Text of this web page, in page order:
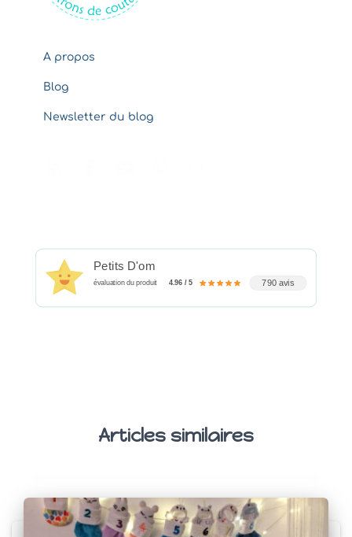
A propos
Blog
Newsletter du blog
Petits D'om
évaluation du produit 4.96 / 5 790 avis
Articles similaires